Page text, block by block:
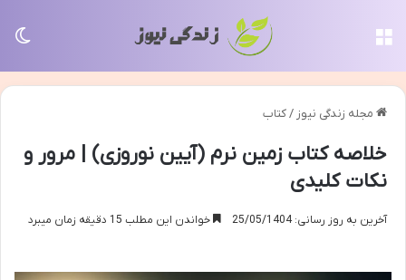
مجله زندگی نیوز /کتاب
خلاصه کتاب زمین نرم (آیین نوروزی) | مرور و
نکات کلیدی
آخرین به روز رسانی: 25/05/1404 خواندن این مطلب 15 دقیقه زمان میبرد